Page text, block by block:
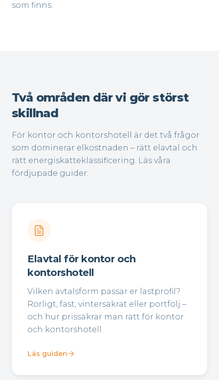
som finns.
Två områden där vi gör störst
skillnad
För kontor och kontorshotell är det två frågor
som dominerar elkostnaden – rätt elavtal och
rätt energiskatteklassificering. Läs våra
fördjupade guider:
Elavtal för kontor och
kontorshotell
Vilken avtalsform passar er lastprofil?
Rörligt, fast, vintersäkrat eller portfölj –
och hur prissäkrar man rätt för kontor
och kontorshotell.
Läs guiden